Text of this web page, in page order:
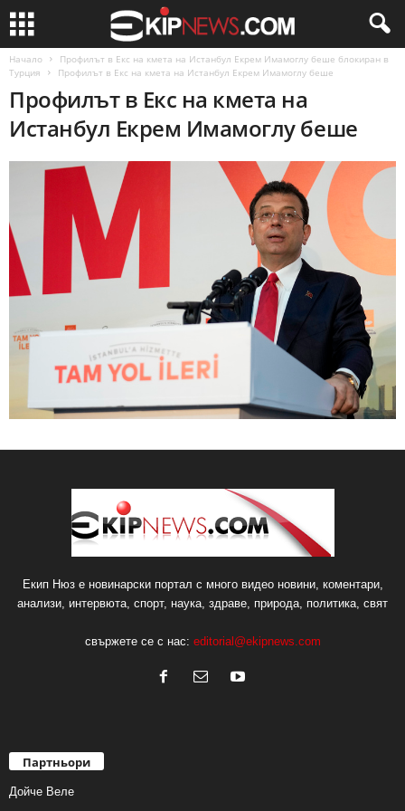
Начало
Профилът в Екс на кмета на Истанбул Екрем Имамоглу беше блокиран в
Турция
Профилът в Екс на кмета на Истанбул Екрем Имамоглу беше
Профилът в Екс на кмета на
Истанбул Екрем Имамоглу беше
Екип Нюз е новинарски портал с много видео новини, коментари,
анализи, интервюта, спорт, наука, здраве, природа, политика, свят
свържете се с нас: editorial@ekipnews.com
Партньори
Дойче Веле